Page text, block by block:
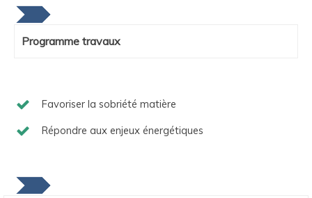
Programme travaux
Favoriser la sobriété matière
Répondre aux enjeux énergétiques